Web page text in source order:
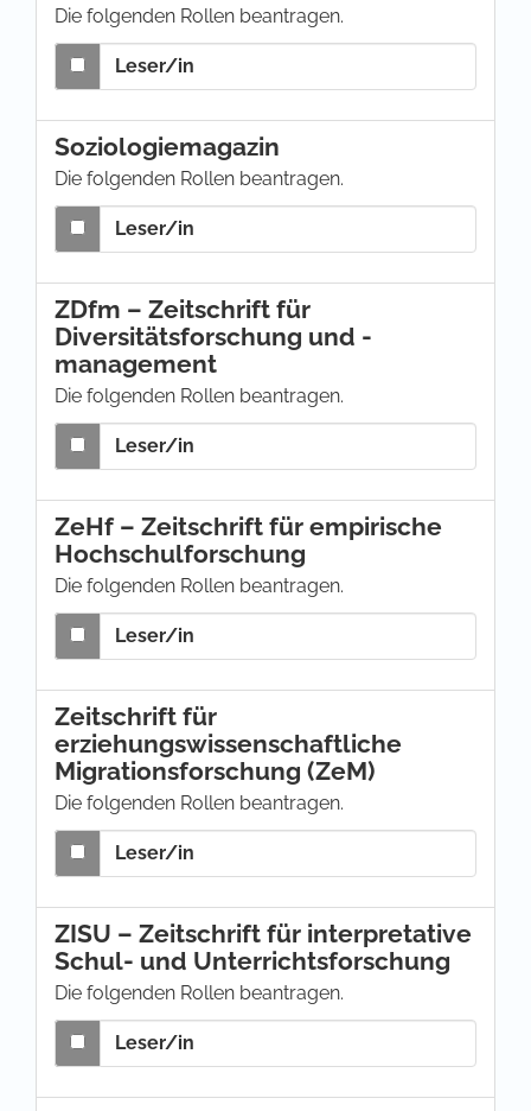
Die folgenden Rollen beantragen.
Leser/in
Soziologiemagazin
Die folgenden Rollen beantragen.
Leser/in
ZDfm – Zeitschrift für
Diversitätsforschung und -
management
Die folgenden Rollen beantragen.
Leser/in
ZeHf – Zeitschrift für empirische
Hochschulforschung
Die folgenden Rollen beantragen.
Leser/in
Zeitschrift für
erziehungswissenschaftliche
Migrationsforschung (ZeM)
Die folgenden Rollen beantragen.
Leser/in
ZISU – Zeitschrift für interpretative
Schul- und Unterrichtsforschung
Die folgenden Rollen beantragen.
Leser/in